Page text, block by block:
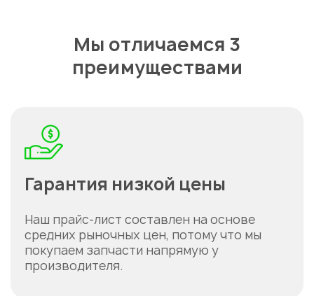
Мы отличаемся 3
преимуществами
Гарантия низкой цены
Наш прайс-лист составлен на основе
средних рыночных цен, потому что мы
покупаем запчасти напрямую у
производителя.